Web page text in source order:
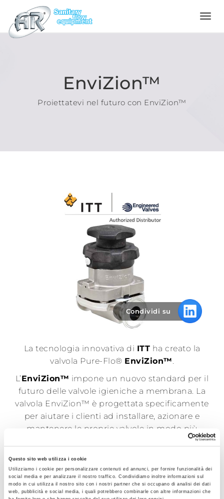
Questo sito web utilizza i cookie
Utilizziamo i cookie per personalizzare contenuti ed annunci, per fornire funzionalità dei
social media e per analizzare il nostro traffico. Condividiamo inoltre informazioni sul
modo in cui utilizza il nostro sito con i nostri partner che si occupano di analisi dei dati
web, pubblicità e social media, i quali potrebbero combinarle con altre informazioni che
Language
riservata
EnviZion™
Proiettatevi nel futuro con EnviZion™
Condividi su
La tecnologia innovativa di ITT ha creato la
valvola Pure-Flo® EnviZion™.
L’EnviZion™ impone un nuovo standard per il
futuro delle valvole igieniche a membrana. La
valvola EnviZion™ è progettata specificamente
per aiutare i clienti ad installare, azionare e
mantenere le proprie valvole in modo più
efficiente. Questa progettazione unica
totale di possesso, supportando gli obiettivi
delle industrie di incrementare la produttività,
migliorare l’affidabilità e aumentare la facilità